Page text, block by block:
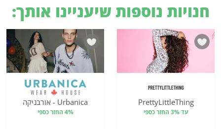
חנויות נוספות שיעניינו אותך:
PrettyLittleThing
עד 3% החזר כספי
Urbanica - אורבניקה
4% החזר כספי